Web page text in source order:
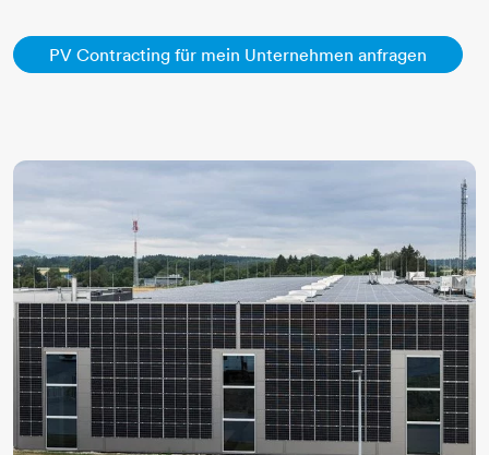
​​​​​​​PV Contracting für mein Unternehmen anfragen